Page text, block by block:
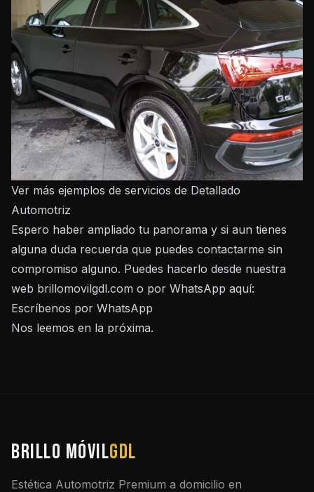
Ver más ejemplos de servicios de Detallado
Automotriz
Espero haber ampliado tu panorama y si aun tienes
alguna duda recuerda que puedes contactarme sin
compromiso alguno. Puedes hacerlo desde nuestra
web brillomovilgdl.com o por WhatsApp aquí:
Escríbenos por WhatsApp
Nos leemos en la próxima.
BRILLO MÓVILGDL
Estética Automotriz Premium a domicilio en